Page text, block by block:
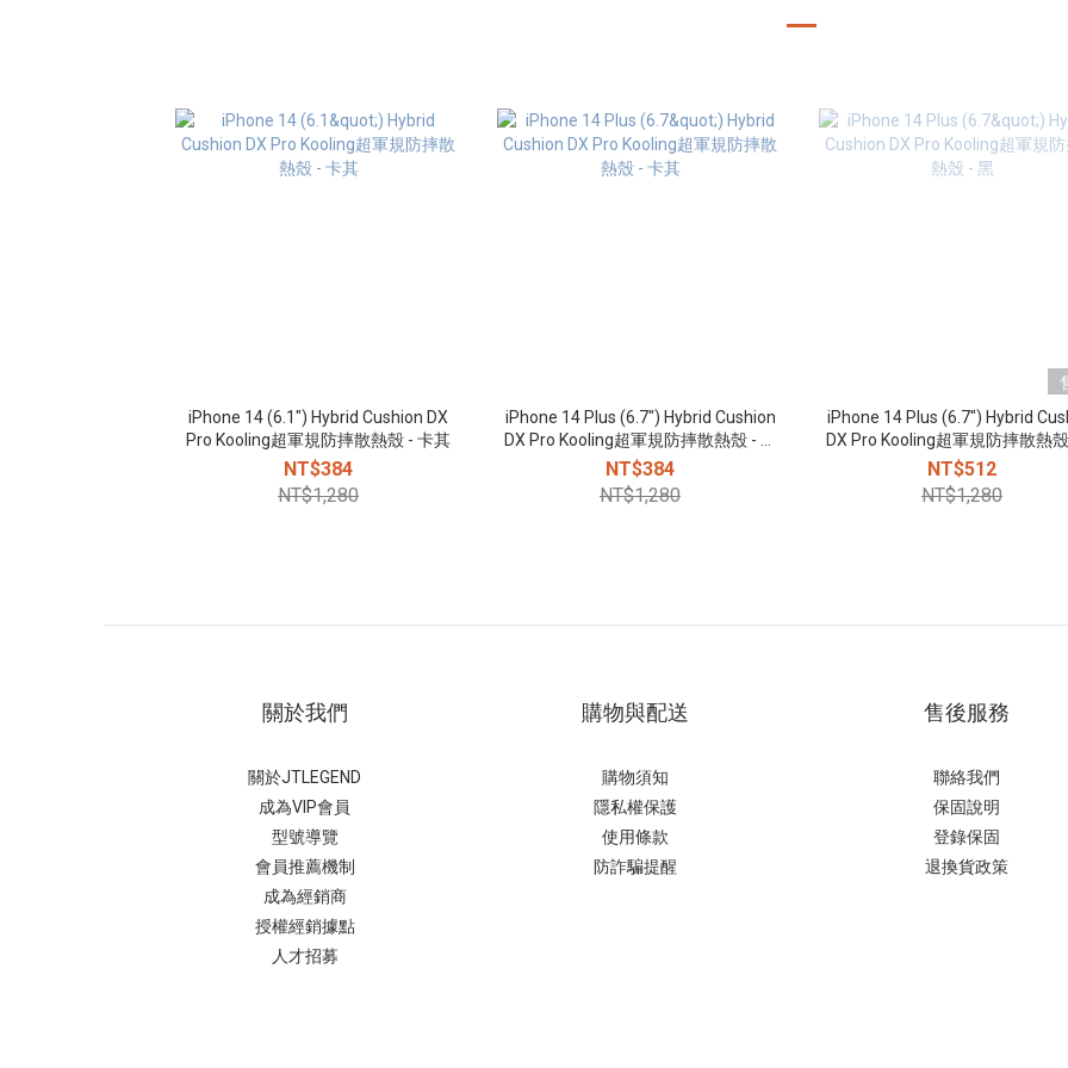
iPhone 14 (6.1") Hybrid Cushion DX
Pro Kooling超軍規防摔散熱殼 - 卡其
NT$384
NT$1,280
iPhone 14 Plus (6.7") Hybrid Cushion
DX Pro Kooling超軍規防摔散熱殼 - 卡
其
NT$384
NT$1,280
iPhone 14 Plus (6.7") Hybrid
DX Pro Kooling超軍規防摔散熱
NT$512
NT$1,280
關於我們
關於JTLEGEND
成為VIP會員
型號導覽
會員推薦機制
成為經銷商
授權經銷據點
人才招募
購物與配送
購物須知
隱私權保護
使用條款
防詐騙提醒
售後服務
聯絡我們
保固說明
登錄保固
退換貨政策